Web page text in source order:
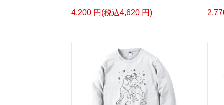
4,200 円(税込4,620 円)